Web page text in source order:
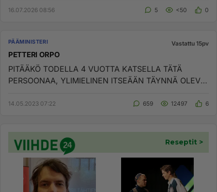
16.07.2026 08:56 5 <50 0
PÄÄMINISTERI Vastattu 15pv
PETTERI ORPO
PITÄÄKÖ TODELLA 4 VUOTTA KATSELLA TÄTÄ
PERSOONAA, YLIMIELINEN ITSEÄÄN TÄYNNÄ OLEVA
14.05.2023 07:22 659 12497 6